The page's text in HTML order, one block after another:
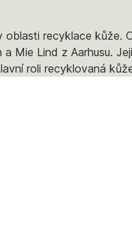
recyklace
Mie Lind z Aarhusu.
roli recyklovaná